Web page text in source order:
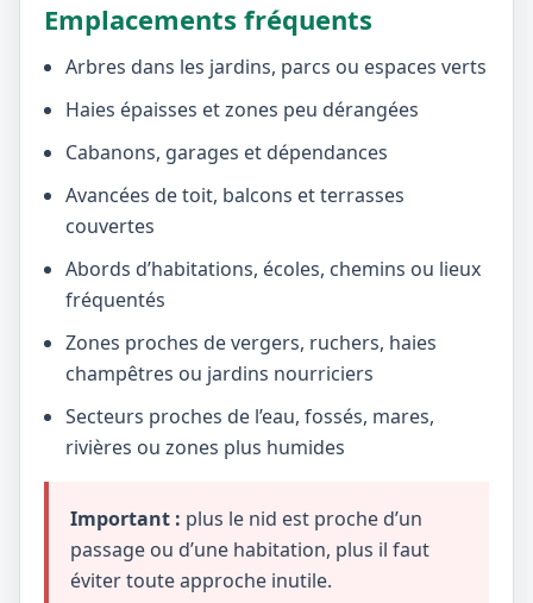
Emplacements fréquents
Arbres dans les jardins, parcs ou espaces verts
Haies épaisses et zones peu dérangées
Cabanons, garages et dépendances
Avancées de toit, balcons et terrasses
couvertes
Abords d’habitations, écoles, chemins ou lieux
fréquentés
Zones proches de vergers, ruchers, haies
champêtres ou jardins nourriciers
Secteurs proches de l’eau, fossés, mares,
rivières ou zones plus humides
Important : plus le nid est proche d’un
passage ou d’une habitation, plus il faut
éviter toute approche inutile.